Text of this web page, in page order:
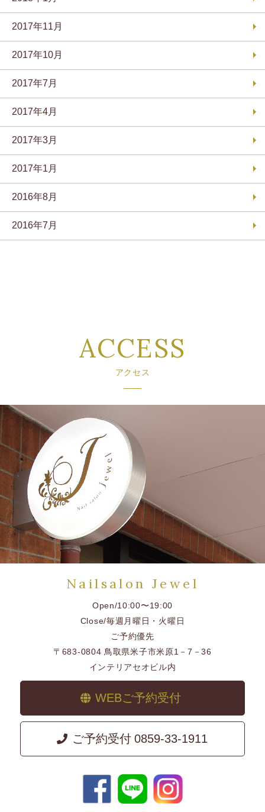
2017年11月
2017年10月
2017年7月
2017年4月
2017年3月
2017年1月
2016年8月
2016年7月
ACCESS
アクセス
Nailsalon Jewel
Open/10:00〜19:00
Close/毎週月曜日・火曜日
ご予約優先
〒683-0804 鳥取県米子市米原1－7－36
インテリアセオビル内
WEBご予約受付
ご予約受付 0859-33-1911